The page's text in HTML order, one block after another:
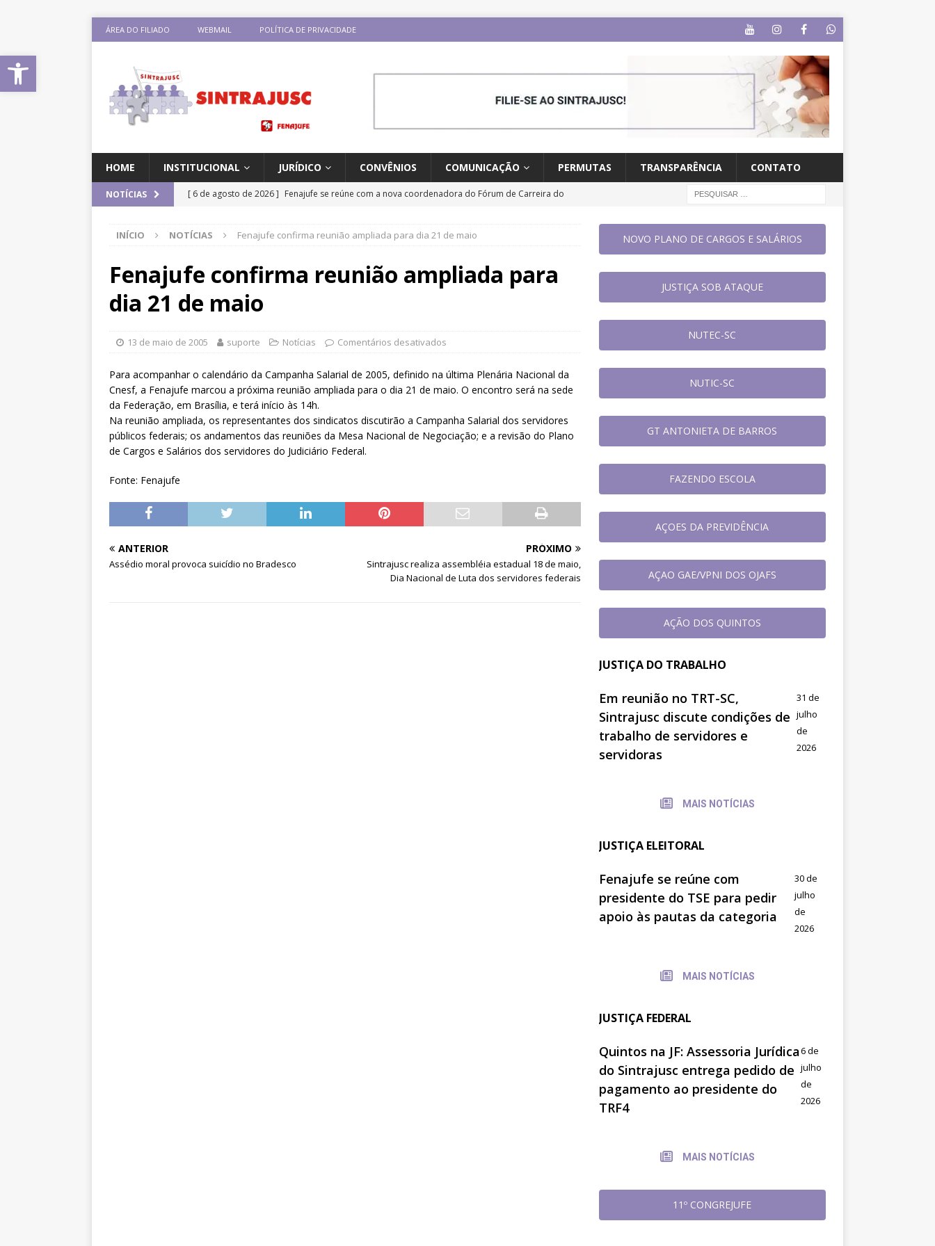
Abrir a barra de ferramentas
ÁREA DO FILIADO WEBMAIL POLÍTICA DE PRIVACIDADE
HOME INSTITUCIONAL JURÍDICO CONVÊNIOS COMUNICAÇÃO PERMUTAS TRANSPARÊNCIA CONTATO
NOTÍCIAS [ 6 de agosto de 2026 ] Fenajufe se reúne com a nova coordenadora do Fórum de Carreira do
[ 5 de agosto de 2026 ] Dia 13 tem paralisação de duas horas. Veja as orientações do Sintrajusc
CNJ extingue aposentadoria compulsória como punição máxima para
magistrados e possibilita perda do cargo
II Encontro Direito LGBTQIA+ e Justiça terá participação de servidor
filiado ao Sintrajusc
DESTAQUES
INÍCIO NOTÍCIAS Fenajufe confirma reunião ampliada para dia 21 de maio
Fenajufe confirma reunião ampliada para
dia 21 de maio
13 de maio de 2005 suporte Notícias Comentários desativados
Para acompanhar o calendário da Campanha Salarial de 2005, definido na última Plenária Nacional da
Cnesf, a Fenajufe marcou a próxima reunião ampliada para o dia 21 de maio. O encontro será na sede
da Federação, em Brasília, e terá início às 14h.
Na reunião ampliada, os representantes dos sindicatos discutirão a Campanha Salarial dos servidores
públicos federais; os andamentos das reuniões da Mesa Nacional de Negociação; e a revisão do Plano
de Cargos e Salários dos servidores do Judiciário Federal.
Fonte: Fenajufe
ANTERIOR
Assédio moral provoca suicídio no Bradesco
PRÓXIMO
Sintrajusc realiza assembléia estadual 18 de maio,
Dia Nacional de Luta dos servidores federais
NOVO PLANO DE CARGOS E SALÁRIOS
JUSTIÇA SOB ATAQUE
NUTEC-SC
NUTIC-SC
GT ANTONIETA DE BARROS
FAZENDO ESCOLA
AÇOES DA PREVIDÊNCIA
AÇAO GAE/VPNI DOS OJAFS
AÇÃO DOS QUINTOS
JUSTIÇA DO TRABALHO
Em reunião no TRT-SC,
Sintrajusc discute condições de
trabalho de servidores e
servidoras
31 de
julho
de
2026
MAIS NOTÍCIAS
JUSTIÇA ELEITORAL
Fenajufe se reúne com
presidente do TSE para pedir
apoio às pautas da categoria
30 de
julho
de
2026
MAIS NOTÍCIAS
JUSTIÇA FEDERAL
Quintos na JF: Assessoria Jurídica
do Sintrajusc entrega pedido de
pagamento ao presidente do
TRF4
6 de
julho
de
2026
MAIS NOTÍCIAS
11º CONGREJUFE